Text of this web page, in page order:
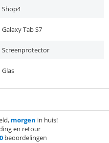
Shop4
Galaxy Tab S7
Screenprotector
Glas
morgen in huis!
en retour
beoordelingen